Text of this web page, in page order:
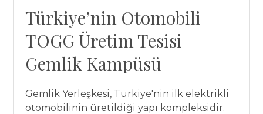
Türkiye’nin Otomobili
TOGG Üretim Tesisi
Gemlik Kampüsü
Gemlik Yerleşkesi, Türkiye'nin ilk elektrikli
otomobilinin üretildiği yapı kompleksidir.